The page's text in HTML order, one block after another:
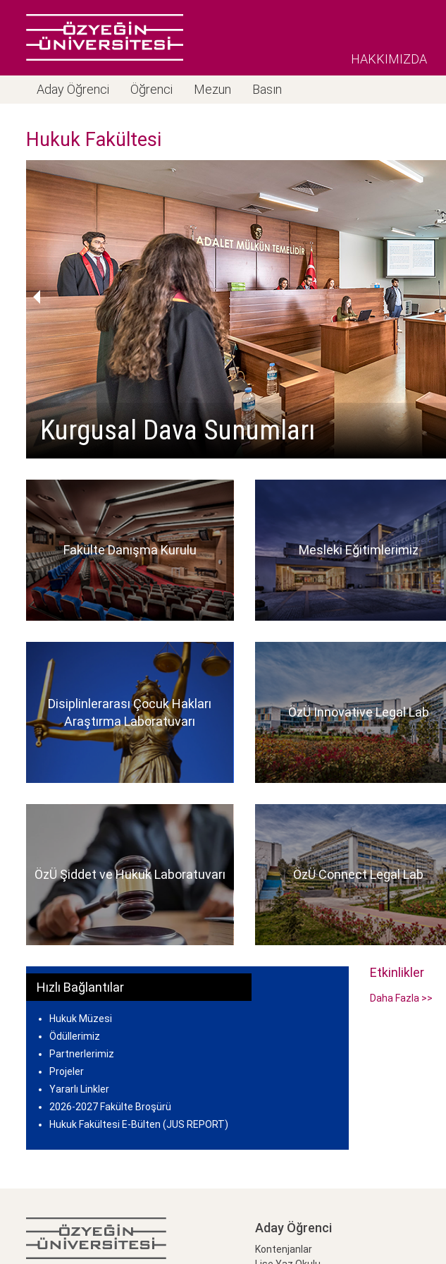
HAKKIMIZDA
Aday Öğrenci Öğrenci Mezun Basın
Hukuk Fakültesi
Kurgusal Dava Sunumları
Fakülte Danışma Kurulu Mesleki Eğitimlerimiz
Disiplinlerarası Çocuk Hakları
Araştırma Laboratuvarı
ÖzÜ Innovative Legal Lab
ÖzÜ Şiddet ve Hukuk Laboratuvarı ÖzÜ Connect Legal Lab
Hızlı Bağlantılar
Hukuk Müzesi
Ödüllerimiz
Partnerlerimiz
Projeler
Yararlı Linkler
2026-2027 Fakülte Broşürü
Hukuk Fakültesi E-Bülten (JUS REPORT)
Etkinlikler
Daha Fazla >>
Aday Öğrenci
Kontenjanlar